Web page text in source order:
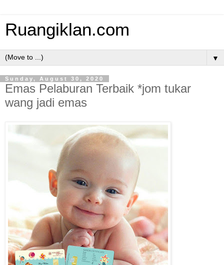
Ruangiklan.com
▼
Sunday, August 30, 2020
Emas Pelaburan Terbaik *jom tukar
wang jadi emas